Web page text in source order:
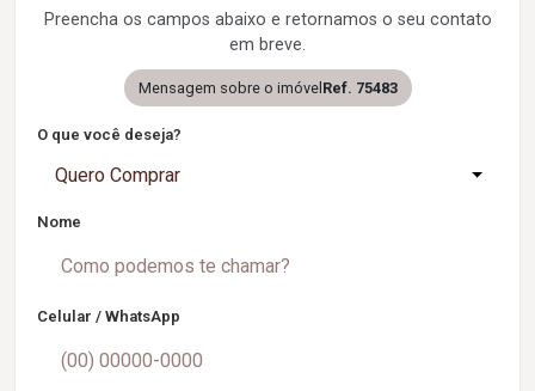
Preencha os campos abaixo e retornamos o seu contato
em breve.
Mensagem sobre o imóvel Ref. 75483
O que você deseja?
Quero Comprar
Nome
Celular / WhatsApp